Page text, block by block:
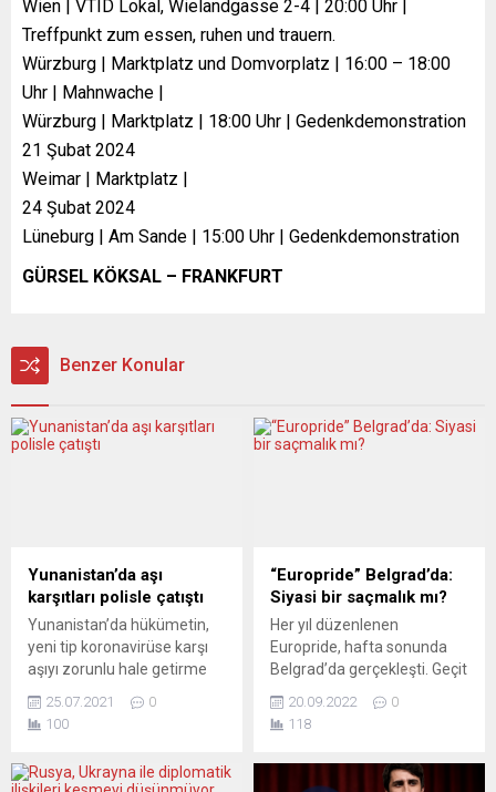
Wien | VTID Lokal, Wielandgasse 2-4 | 20:00 Uhr |
Treffpunkt zum essen, ruhen und trauern.
Würzburg | Marktplatz und Domvorplatz | 16:00 – 18:00
Uhr | Mahnwache |
Würzburg | Marktplatz | 18:00 Uhr | Gedenkdemonstration
21 Şubat 2024
Weimar | Marktplatz |
24 Şubat 2024
Lüneburg | Am Sande | 15:00 Uhr | Gedenkdemonstration
GÜRSEL KÖKSAL – FRANKFURT
Benzer Konular
Yunanistan’da aşı
karşıtları polisle çatıştı
Yunanistan’da hükümetin,
yeni tip koronavirüse karşı
aşıyı zorunlu hale getirme
karşıtları ile polis arasında
çatışma çıktı. Başkent
Sintagma Meydanında
25.07.2021
0
100
“Europride” Belgrad’da:
Siyasi bir saçmalık mı?
Her yıl düzenlenen
Europride, hafta sonunda
Belgrad’da gerçekleşti. Geçit
Bakanlığı tarafından
yasaklanmış, ancak AB
girmesiyle, önemli ölçüde
20.09.2022
0
118